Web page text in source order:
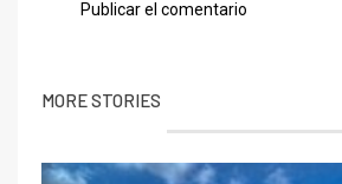
MORE STORIES